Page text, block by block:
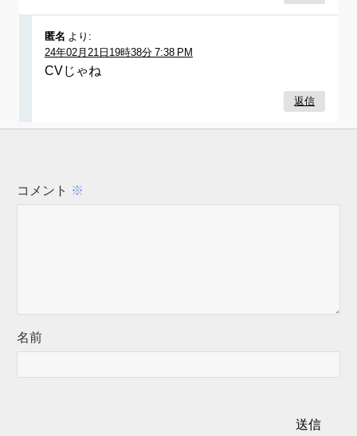
匿名 より:
24年02月21日19時38分 7:38 PM
CVじゃね
返信
コメント ※
名前